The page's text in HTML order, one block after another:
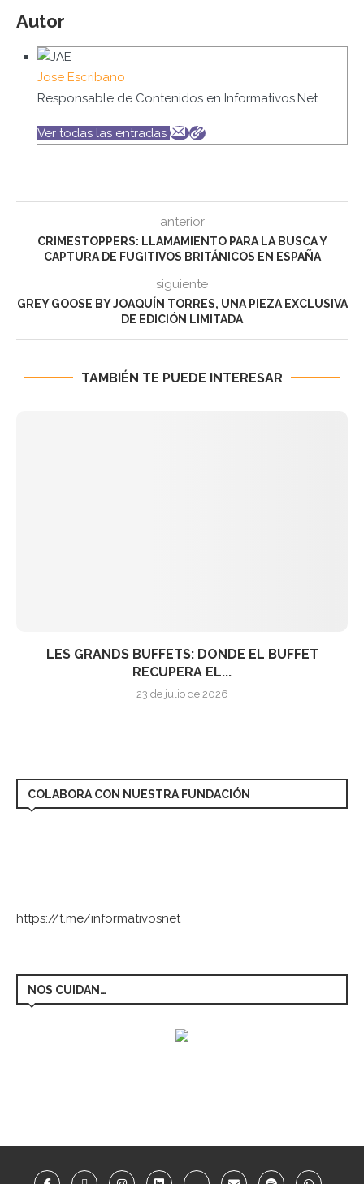
Autor
Jose Escribano
Responsable de Contenidos en Informativos.Net
Ver todas las entradas
anterior
CRIMESTOPPERS: LLAMAMIENTO PARA LA BUSCA Y
CAPTURA DE FUGITIVOS BRITÁNICOS EN ESPAÑA
siguiente
GREY GOOSE BY JOAQUÍN TORRES, UNA PIEZA EXCLUSIVA
DE EDICIÓN LIMITADA
TAMBIÉN TE PUEDE INTERESAR
LES GRANDS BUFFETS: DONDE EL BUFFET
RECUPERA EL...
23 de julio de 2026
COLABORA CON NUESTRA FUNDACIÓN
https://t.me/informativosnet
NOS CUIDAN…